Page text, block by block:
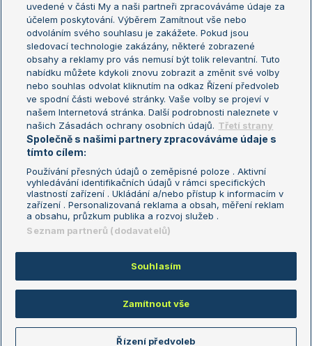
US Open
Turnaj mistrů
Turnaj mistryň
Aktualní trendy
Fotbalové přestupy
Livesport Daily
LS Prague Open
Podmínky užití
Nastavení soukromí
GDPR a žurnalistika
Reklama
Kontakt
Informace o zpracování osobních
údajů
Copyright © 2008-2026 TenisPortal.cz. Využíváme zpravodajství ČTK.
uvedené v části My a naši partneři zpracováváme údaje za
účelem poskytování. Výběrem Zamítnout vše nebo
odvoláním svého souhlasu je zakážete. Pokud jsou
sledovací technologie zakázány, některé zobrazené
obsahy a reklamy pro vás nemusí být tolik relevantní. Tuto
nabídku můžete kdykoli znovu zobrazit a změnit své volby
nebo souhlas odvolat kliknutím na odkaz Řízení předvoleb
ve spodní části webové stránky. Vaše volby se projeví v
našem Internetová stránka. Další podrobnosti naleznete v
našich Zásadách ochrany osobních údajů. Třetí strany
Společně s našimi partnery zpracováváme údaje s
tímto cílem:
Používání přesných údajů o zeměpisné poloze . Aktivní
vyhledávání identifikačních údajů v rámci specifických
vlastností zařízení . Ukládání a/nebo přístup k informacím v
zařízení . Personalizovaná reklama a obsah, měření reklam
a obsahu, průzkum publika a rozvoj služeb .
Seznam partnerů (dodavatelů)
Souhlasím
Zamítnout vše
Řízení předvoleb